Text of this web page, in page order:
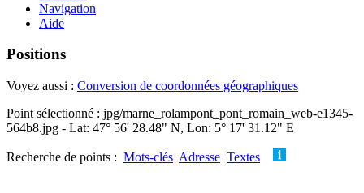
Navigation
Aide
Positions
Voyez aussi : Conversion de coordonnées géographiques
Point sélectionné : jpg/marne_rolampont_pont_romain_web-e1345-
564b8.jpg - Lat: 47° 56' 28.48" N, Lon: 5° 17' 31.12" E
Recherche de points : Mots-clés Adresse Textes